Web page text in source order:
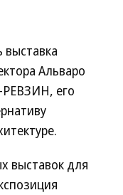
выставка
Альваро
его
выставок для